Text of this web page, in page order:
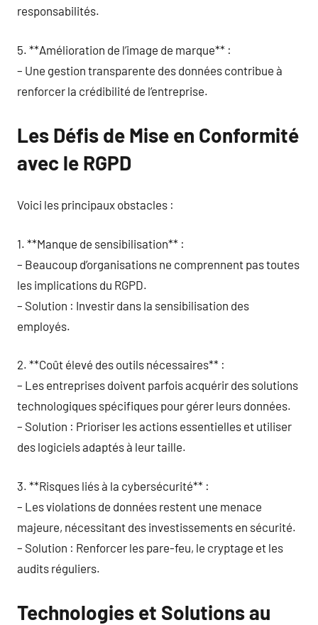
responsabilités.
5. **Amélioration de l’image de marque** :
– Une gestion transparente des données contribue à
renforcer la crédibilité de l’entreprise.
Les Défis de Mise en Conformité
avec le RGPD
Voici les principaux obstacles :
1. **Manque de sensibilisation** :
– Beaucoup d’organisations ne comprennent pas toutes
les implications du RGPD.
– Solution : Investir dans la sensibilisation des
employés.
2. **Coût élevé des outils nécessaires** :
– Les entreprises doivent parfois acquérir des solutions
technologiques spécifiques pour gérer leurs données.
– Solution : Prioriser les actions essentielles et utiliser
des logiciels adaptés à leur taille.
3. **Risques liés à la cybersécurité** :
– Les violations de données restent une menace
majeure, nécessitant des investissements en sécurité.
– Solution : Renforcer les pare-feu, le cryptage et les
audits réguliers.
Technologies et Solutions au